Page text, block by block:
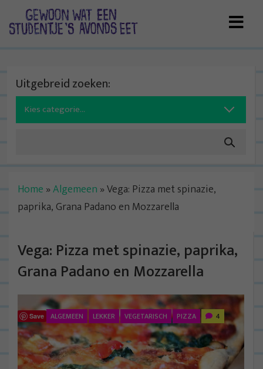
Uitgebreid zoeken:
Search
for:
Home »Algemeen »Vega: Pizza met spinazie,
paprika, Grana Padano en Mozzarella
Vega: Pizza met spinazie, paprika,
Grana Padano en Mozzarella
Save ALGEMEEN LEKKER VEGETARISCH PIZZA 4